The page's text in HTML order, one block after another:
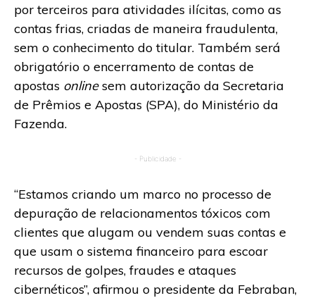
por terceiros para atividades ilícitas, como as
contas frias, criadas de maneira fraudulenta,
sem o conhecimento do titular. Também será
obrigatório o encerramento de contas de
apostas onlinesem autorização da Secretaria
de Prêmios e Apostas (SPA), do Ministério da
Fazenda.
- Publicidade -
“Estamos criando um marco no processo de
depuração de relacionamentos tóxicos com
clientes que alugam ou vendem suas contas e
que usam o sistema financeiro para escoar
recursos de golpes, fraudes e ataques
cibernéticos”, afirmou o presidente da Febraban,